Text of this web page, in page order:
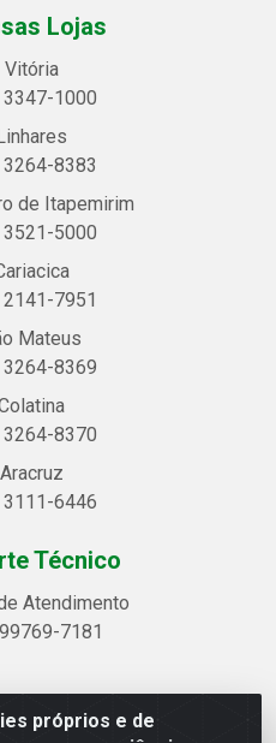
próprios e de
Lojas
Vitória
3347-1000
8383
de Itapemirim
3521-5000
7951
Mateus
3264-8369
3264-8370
Aracruz
3111-6446
Técnico
Atendimento
7181
- Avenida Alegre, 2521 -